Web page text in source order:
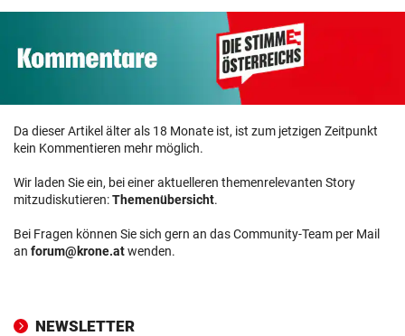
Da dieser Artikel älter als 18 Monate ist, ist zum jetzigen Zeitpunkt
kein Kommentieren mehr möglich.
Wir laden Sie ein, bei einer aktuelleren themenrelevanten Story
mitzudiskutieren:Themenübersicht.
Bei Fragen können Sie sich gern an das Community-Team per Mail
an forum@krone.atwenden.
NEWSLETTER